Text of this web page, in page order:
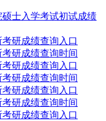
士入学考试初试成绩
研成绩查询入口
研成绩查询时间
研成绩查询入口
研成绩查询时间
研成绩查询入口
研成绩查询时间
研成绩查询入口